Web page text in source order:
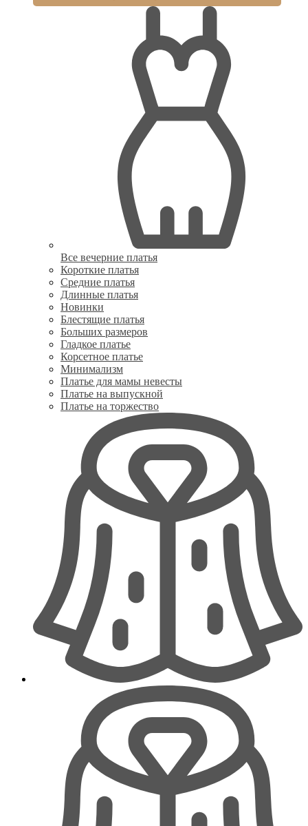
Все вечерние платья
Короткие платья
Средние платья
Длинные платья
Новинки
Блестящие платья
Больших размеров
Гладкое платье
Корсетное платье
Минимализм
Платье для мамы невесты
Платье на выпускной
Платье на торжество